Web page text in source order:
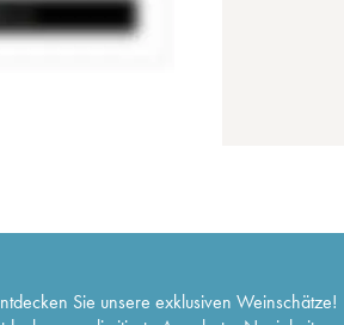
Sie unsere exklusiven Weinschätze!